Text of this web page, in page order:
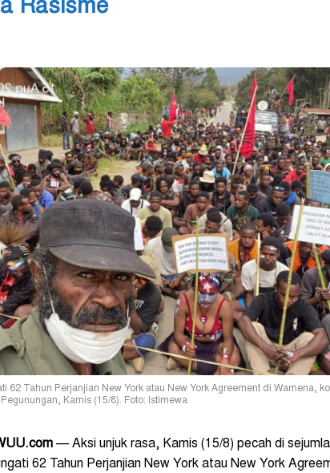
Rasisme
62 Tahun Perjanjian New York atau New York Agreement di Wamena,
Kamis (15/8). Foto: Istimewa
— Aksi unjuk rasa, Kamis (15/8) pecah di
62 Tahun Perjanjian New York atau New York